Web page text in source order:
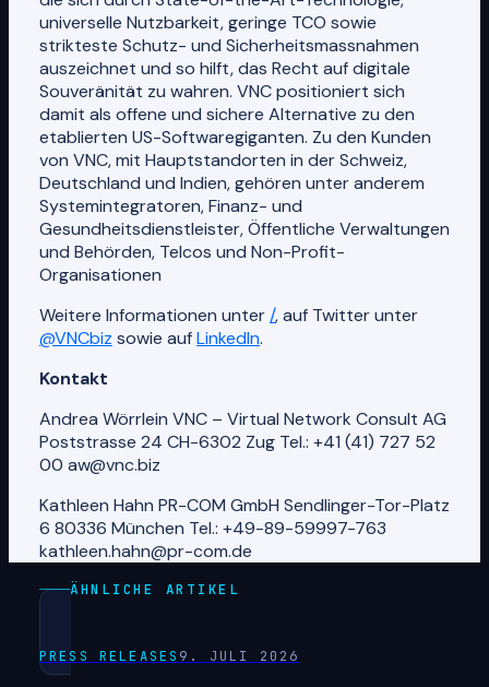
universelle Nutzbarkeit, geringe TCO sowie
strikteste Schutz- und Sicherheitsmassnahmen
auszeichnet und so hilft, das Recht auf digitale
Souveränität zu wahren. VNC positioniert sich
damit als offene und sichere Alternative zu den
etablierten US-Softwaregiganten. Zu den Kunden
von VNC, mit Hauptstandorten in der Schweiz,
Deutschland und Indien, gehören unter anderem
Systemintegratoren, Finanz- und
Gesundheitsdienstleister, Öffentliche Verwaltungen
und Behörden, Telcos und Non-Profit-
Organisationen
Weitere Informationen unter/, auf Twitter unter
@VNCbiz sowie aufLinkedIn.
Kontakt
Andrea Wörrlein VNC – Virtual Network Consult AG
Poststrasse 24 CH-6302 Zug Tel.: +41 (41) 727 52
00 aw@vnc.biz
Kathleen Hahn PR-COM GmbH Sendlinger-Tor-Platz
6 80336 München Tel.: +49-89-59997-763
kathleen.hahn@pr-com.de
ÄHNLICHE ARTIKEL
PRESS RELEASES 9. JULI 2026